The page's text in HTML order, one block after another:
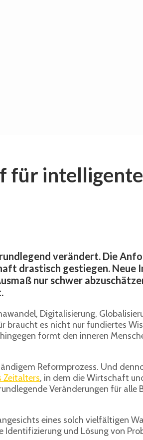
für
verändert. Die
drastisch gestiegen.
nur schwer
Digitalisierung,
es nicht nur fundiertes
formt den inneren
Reformprozess. Und
Zeitalters, in dem die Wirtschaft
Veränderungen für
eines solch vielfältigen
und Lösung von